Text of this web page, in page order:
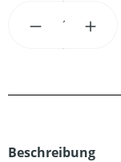
Produkt
Beschreibung